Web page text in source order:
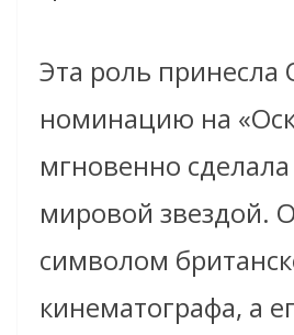
Эта роль принесла
номинацию на
мгновенно сделала
мировой звездой.
символом
кинематографа, а